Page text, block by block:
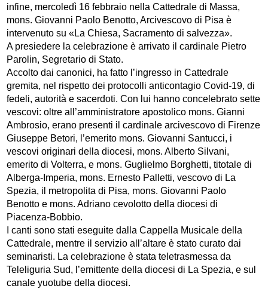
infine, mercoledì 16 febbraio nella Cattedrale di Massa,
mons. Giovanni Paolo Benotto, Arcivescovo di Pisa è
intervenuto su «La Chiesa, Sacramento di salvezza».
A presiedere la celebrazione è arrivato il cardinale Pietro
Parolin, Segretario di Stato.
Accolto dai canonici, ha fatto l’ingresso in Cattedrale
gremita, nel rispetto dei protocolli anticontagio Covid-19, di
fedeli, autorità e sacerdoti. Con lui hanno concelebrato sette
vescovi: oltre all’amministratore apostolico mons. Gianni
Ambrosio, erano presenti il cardinale arcivescovo di Firenze
Giuseppe Betori, l’emerito mons. Giovanni Santucci, i
vescovi originari della diocesi, mons. Alberto Silvani,
emerito di Volterra, e mons. Guglielmo Borghetti, titotale di
Alberga-Imperia, mons. Ernesto Palletti, vescovo di La
Spezia, il metropolita di Pisa, mons. Giovanni Paolo
Benotto e mons. Adriano cevolotto della diocesi di
Piacenza-Bobbio.
I canti sono stati eseguite dalla Cappella Musicale della
Cattedrale, mentre il servizio all’altare è stato curato dai
seminaristi. La celebrazione è stata teletrasmessa da
Teleliguria Sud, l’emittente della diocesi di La Spezia, e sul
canale yuotube della diocesi.